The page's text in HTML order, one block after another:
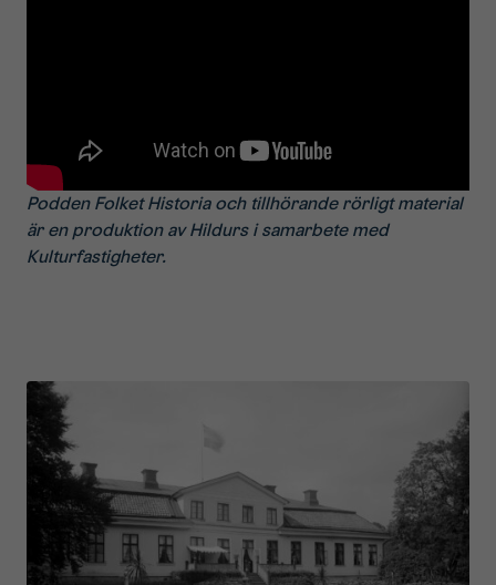
Podden Folket Historia och tillhörande rörligt material
är en produktion av Hildurs i samarbete med
Kulturfastigheter.